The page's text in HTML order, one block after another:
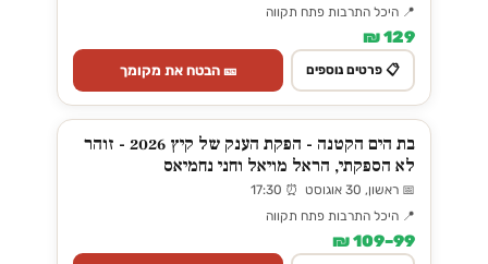
📍 היכל התרבות פתח תקווה
129 ₪
📋 פרטים נוספים 🎫 הבטח את מקומך
בת הים הקטנה - הפקת הענק של קיץ 2026 - זוהר
לא הספקתי, הראל מויאל וחני נחמיאס
📅 ראשון, 30 אוגוסט ⏰ 17:30
📍 היכל התרבות פתח תקווה
99–109 ₪